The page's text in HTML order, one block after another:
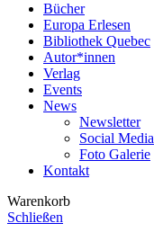
Bücher
Europa Erlesen
Bibliothek Quebec
Autor*innen
Verlag
Events
News
Newsletter
Social Media
Foto Galerie
Kontakt
Warenkorb
Schließen